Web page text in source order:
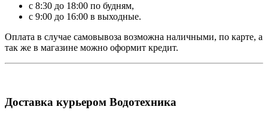
с 8:30 до 18:00 по будням,
с 9:00 до 16:00 в выходные.
Оплата в случае самовывоза возможна наличными, по карте, а
так же в магазине можно оформит кредит.
Доставка курьером Водотехника